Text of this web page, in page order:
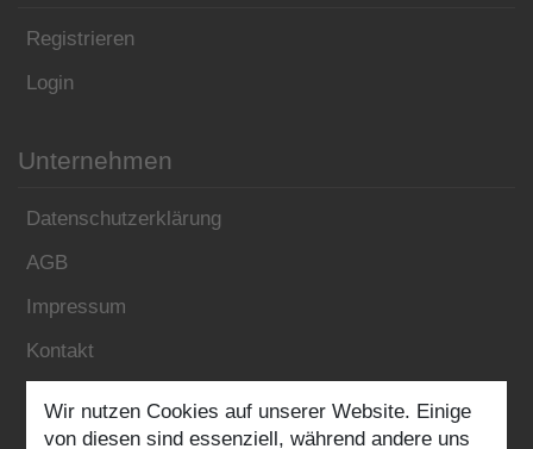
Registrieren
Login
Unternehmen
Datenschutzerklärung
AGB
Impressum
Kontakt
Folgen Sie uns:
Wir nutzen Cookies auf unserer Website. Einige
von diesen sind essenziell, während andere uns